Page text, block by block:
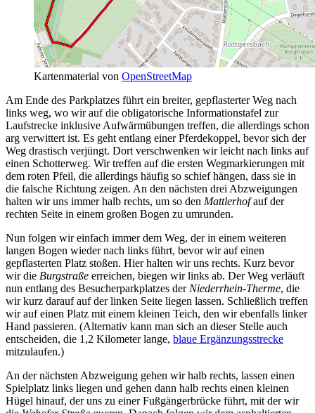
Kartenmaterial von OpenStreetMap
Am Ende des Parkplatzes führt ein breiter, gepflasterter Weg nach
links weg, wo wir auf die obligatorische Informationstafel zur
Laufstrecke inklusive Aufwärmübungen treffen, die allerdings schon
arg verwittert ist. Es geht entlang einer Pferdekoppel, bevor sich der
Weg drastisch verjüngt. Dort verschwenken wir leicht nach links auf
einen Schotterweg. Wir treffen auf die ersten Wegmarkierungen mit
dem roten Pfeil, die allerdings häufig so schief hängen, dass sie in
die falsche Richtung zeigen. An den nächsten drei Abzweigungen
halten wir uns immer halb rechts, um so den Mattlerhofauf der
rechten Seite in einem großen Bogen zu umrunden.
Nun folgen wir einfach immer dem Weg, der in einem weiteren
langen Bogen wieder nach links führt, bevor wir auf einen
gepflasterten Platz stoßen. Hier halten wir uns rechts. Kurz bevor
wir die Burgstraße erreichen, biegen wir links ab. Der Weg verläuft
nun entlang des Besucherparkplatzes der Niederrhein-Therme, die
wir kurz darauf auf der linken Seite liegen lassen. Schließlich treffen
wir auf einen Platz mit einem kleinen Teich, den wir ebenfalls linker
Hand passieren. (Alternativ kann man sich an dieser Stelle auch
entscheiden, die 1,2 Kilometer lange, blaue Ergänzungsstrecke
mitzulaufen.)
An der nächsten Abzweigung gehen wir halb rechts, lassen einen
Spielplatz links liegen und gehen dann halb rechts einen kleinen
Hügel hinauf, der uns zu einer Fußgängerbrücke führt, mit der wir